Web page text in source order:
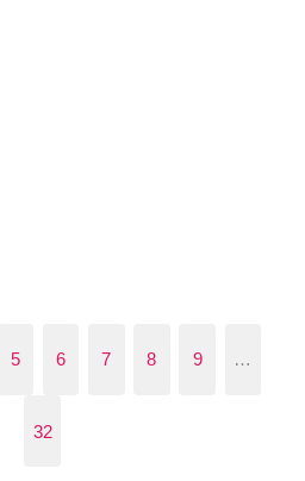
5 6 7 8 9 …
32